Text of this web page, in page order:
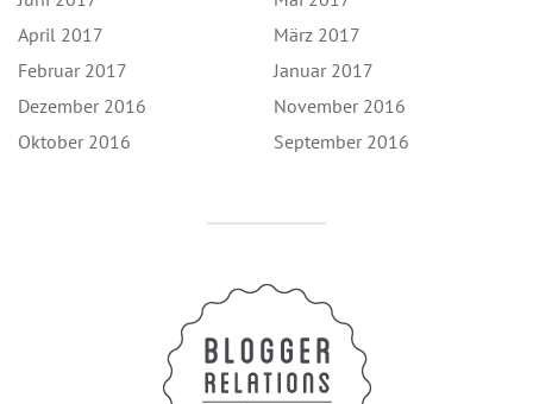
April 2017
März 2017
Februar 2017
Januar 2017
Dezember 2016
November 2016
Oktober 2016
September 2016